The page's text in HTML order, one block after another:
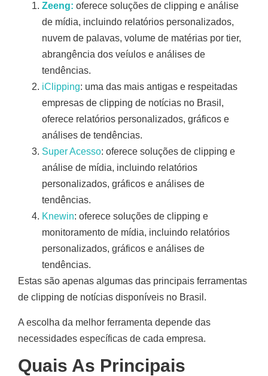
Zeeng: oferece soluções de clipping e análise
de mídia, incluindo relatórios personalizados,
nuvem de palavas, volume de matérias por tier,
abrangência dos veíulos e análises de
tendências.
iClipping: uma das mais antigas e respeitadas
empresas de clipping de notícias no Brasil,
oferece relatórios personalizados, gráficos e
análises de tendências.
SuperAcesso: oferece soluções de clipping e
análise de mídia, incluindo relatórios
personalizados, gráficos e análises de
tendências.
Knewin: oferece soluções de clipping e
monitoramento de mídia, incluindo relatórios
personalizados, gráficos e análises de
tendências.
Estas são apenas algumas das principais ferramentas
de clipping de notícias disponíveis no Brasil.
A escolha da melhor ferramenta depende das
necessidades específicas de cada empresa.
Quais As Principais